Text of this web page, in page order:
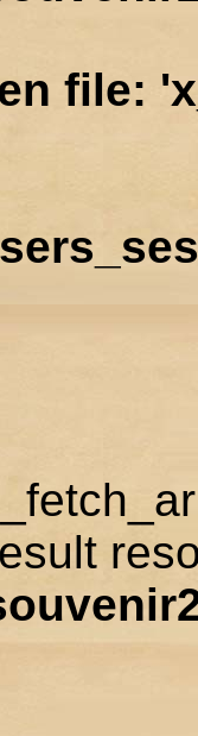
file: